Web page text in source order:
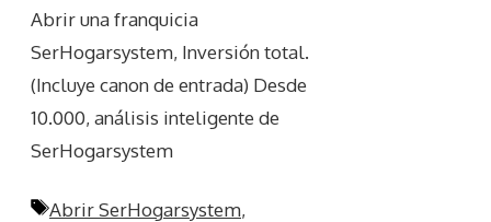
Abrir una franquicia
SerHogarsystem, Inversión total.
(Incluye canon de entrada) Desde
10.000, análisis inteligente de
SerHogarsystem
Etiquetas
Abrir SerHogarsystem,